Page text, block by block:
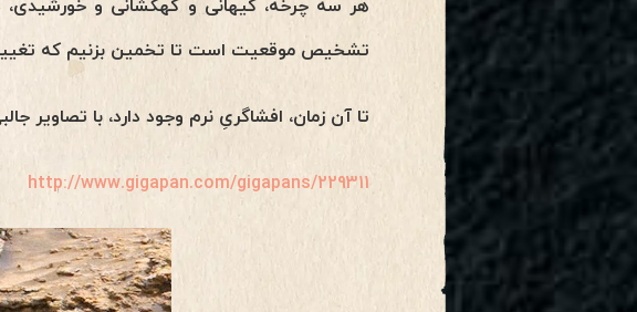
تشخیص موقعیت است تا تخمین بزنیم که
تا آن زمان، افشاگریِ نرم وجود دارد، با تصاویر
http://www.gigapan.com/gigapans/229311